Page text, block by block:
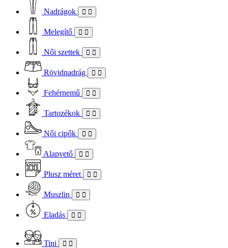
Nadrágok
Melegítő
Női szettek
Rövidnadrág
Fehérnemű
Tartozékok
Női cipők
Alapvető
Plusz méret
Muszlin
Eladás
Tini